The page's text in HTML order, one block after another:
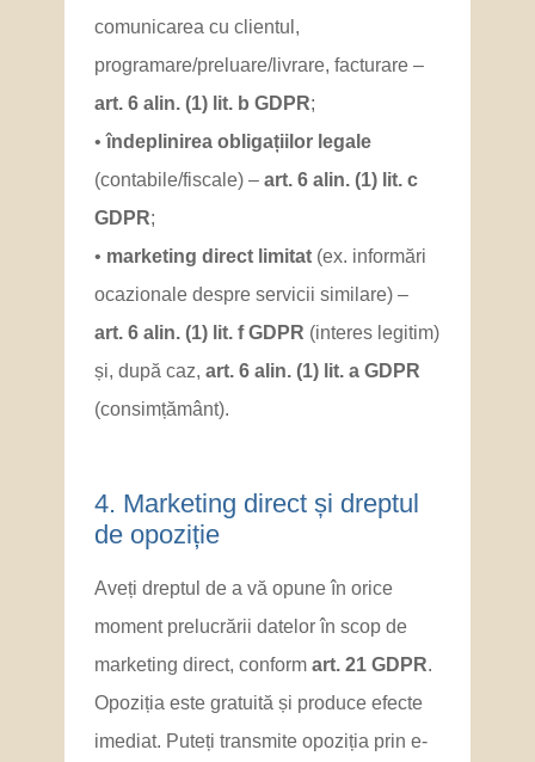
comunicarea cu clientul,
programare/preluare/livrare, facturare –
art. 6 alin. (1) lit. b GDPR;
•îndeplinirea obligațiilor legale
(contabile/fiscale) – art. 6 alin. (1) lit. c
GDPR;
• marketing direct limitat (ex. informări
ocazionale despre servicii similare) –
art. 6 alin. (1) lit. f GDPR (interes legitim)
și, după caz, art. 6 alin. (1) lit. a GDPR
(consimțământ).
4. Marketing direct și dreptul
de opoziție
Aveți dreptul de a vă opune în orice
moment prelucrării datelor în scop de
marketing direct, conform art. 21 GDPR.
Opoziția este gratuită și produce efecte
imediat. Puteți transmite opoziția prin e-